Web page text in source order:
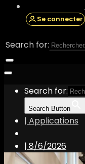
Se connecter
Search for:
Search for:
Search Button
| Applications
| 8/6/2026